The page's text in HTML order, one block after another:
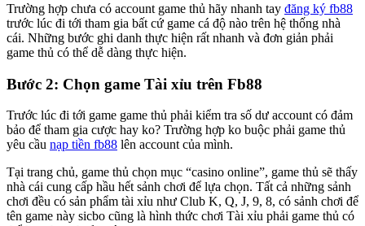
Trường hợp chưa có account game thủ hãy nhanh tay đăng ký fb88
trước lúc đi tới tham gia bất cứ game cá độ nào trên hệ thống nhà
cái. Những bước ghi danh thực hiện rất nhanh và đơn giản phải
game thủ có thể dễ dàng thực hiện.
Bước 2: Chọn game Tài xỉu trên Fb88
Trước lúc đi tới game game thủ phải kiểm tra số dư account có đảm
bảo để tham gia cược hay ko? Trường hợp ko buộc phải game thủ
yêu cầu nạp tiền fb88 lên account của mình.
Tại trang chủ, game thủ chọn mục “casino online”, game thủ sẽ thấy
nhà cái cung cấp hầu hết sảnh chơi để lựa chọn. Tất cả những sảnh
chơi đều có sản phẩm tài xỉu như Club K, Q, J, 9, 8, có sảnh chơi để
tên game này sicbo cũng là hình thức chơi Tài xỉu phải game thủ có